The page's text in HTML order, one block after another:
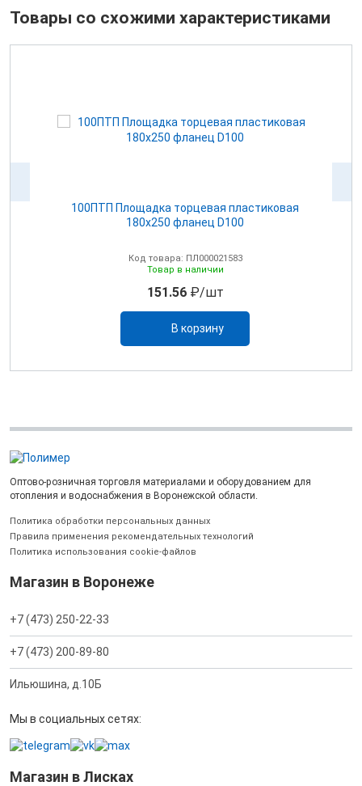
Товары со схожими характеристиками
100ПТП Площадка торцевая пластиковая
180х250 фланец D100
Код товара: ПЛ000021583
Товар в наличии
151.56₽/шт
В корзину
Оптово-розничная торговля материалами и оборудованием для
отопления и водоснабжения в Воронежской области.
Политика обработки персональных данных
Правила применения рекомендательных технологий
Политика использования cookie-файлов
Магазин в Воронеже
+7 (473) 250-22-33
+7 (473) 200-89-80
Ильюшина, д.10Б
Мы в социальных сетях:
Магазин в Лисках